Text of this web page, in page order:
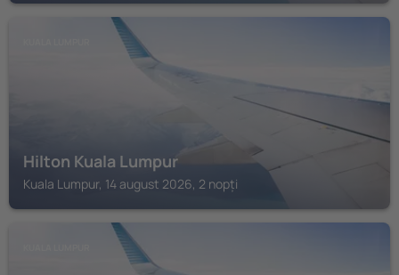
Hilton Kuala Lumpur
Kuala Lumpur, 14 august 2026, 2 nopți